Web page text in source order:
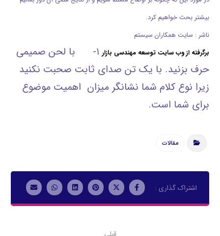
بیشتر بحث خواهیم کرد.
ناشر : سایت همكاران سیستم
برگرفته از وب سایت توسعه مهندسی بازار
۱- با لحن صمیمی
حرف بزنید. با یک تن صدای ثابت صحبت نکنید
زیرا نوع کلام شما نشانگر میزان اهمیت موضوع
برای شما است.
مقالات